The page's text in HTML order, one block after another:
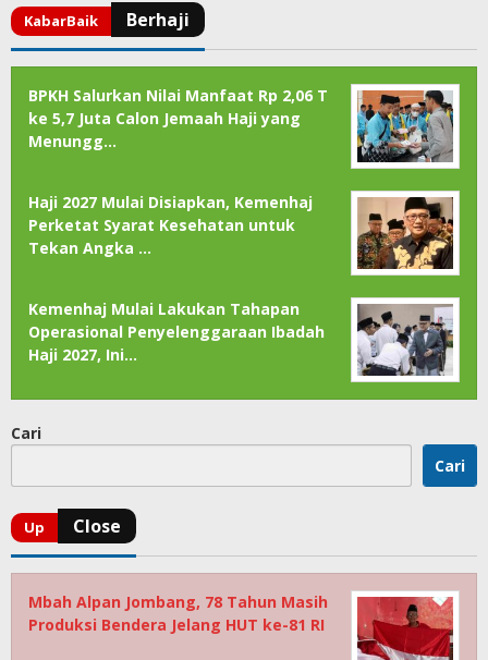
BPKH Salurkan Nilai Manfaat Rp 2,06 T
ke 5,7 Juta Calon Jemaah Haji yang
Menungg…
Haji 2027 Mulai Disiapkan, Kemenhaj
Perketat Syarat Kesehatan untuk
Tekan Angka …
Kemenhaj Mulai Lakukan Tahapan
Operasional Penyelenggaraan Ibadah
Haji 2027, Ini…
Cari
Cari
Mbah Alpan Jombang, 78 Tahun Masih
Produksi Bendera Jelang HUT ke-81 RI